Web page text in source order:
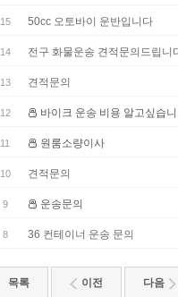
15 50cc 오토바이 운반입니다
14 전구 화물운송 견적문의드립니
13 견적문의
12 바이크 운송 비용 알고싶습
11 원룸소량이사
10 견적문의
9 운송문의
8 36 컨테이너 운송 문의
목록 이전 다음